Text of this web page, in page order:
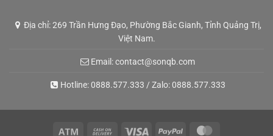
Địa chỉ: 269 Trần Hưng Đạo, Phường Bắc Gianh, Tỉnh Quảng Trị,
Việt Nam.
Email:contact@sonqb.com
Hotline:0888.577.333 / Zalo:0888.577.333
Atm Cash Visa PayPal